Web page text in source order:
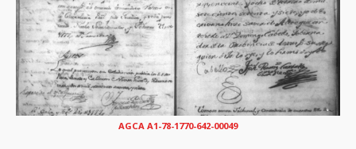
AGCA A1-78-1770-642-00049